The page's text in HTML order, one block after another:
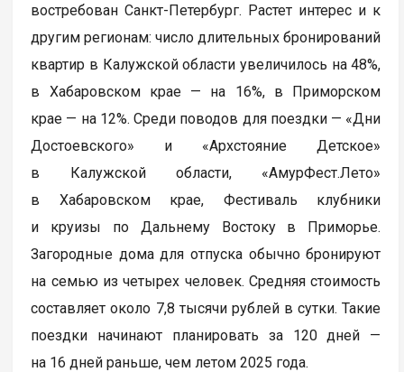
востребован Санкт-Петербург. Растет интерес и к
другим регионам: число длительных бронирований
квартир в Калужской области увеличилось на 48%,
в Хабаровском крае — на 16%, в Приморском
крае — на 12%. Среди поводов для поездки — «Дни
Достоевского» и «Архстояние Детское»
в Калужской области, «АмурФест.Лето»
в Хабаровском крае, Фестиваль клубники
и круизы по Дальнему Востоку в Приморье.
Загородные дома для отпуска обычно бронируют
на семью из четырех человек. Средняя стоимость
составляет около 7,8 тысячи рублей в сутки. Такие
поездки начинают планировать за 120 дней —
на 16 дней раньше, чем летом 2025 года.